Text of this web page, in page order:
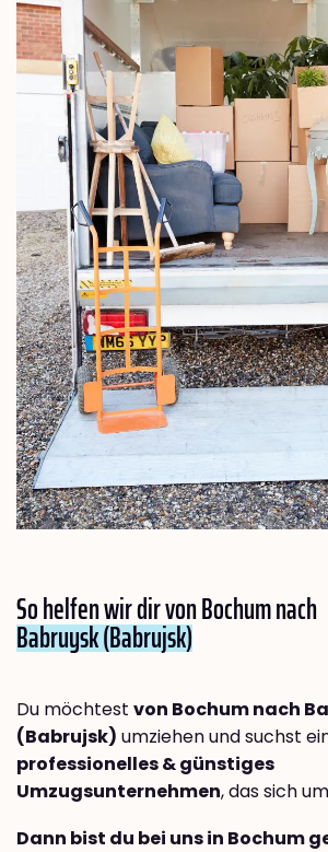
So helfen wir dir von Bochum nach
Babruysk (Babrujsk)
Du möchtest von Bochum nach
(Babrujsk) umziehen und suchst
professionelles & günstiges
Umzugsunternehmen, das sich
Dann bist du bei uns in Bochum